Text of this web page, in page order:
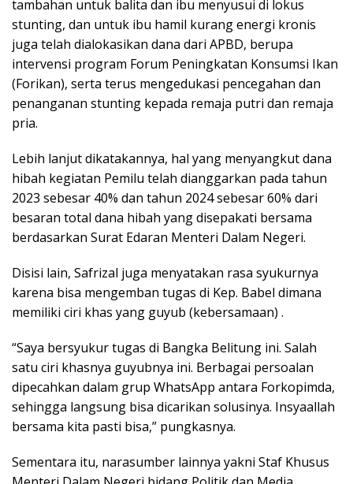
tambahan untuk balita dan ibu menyusui di lokus
stunting, dan untuk ibu hamil kurang energi kronis
juga telah dialokasikan dana dari APBD, berupa
intervensi program Forum Peningkatan Konsumsi Ikan
(Forikan), serta terus mengedukasi pencegahan dan
penanganan stunting kepada remaja putri dan remaja
pria.
Lebih lanjut dikatakannya, hal yang menyangkut dana
hibah kegiatan Pemilu telah dianggarkan pada tahun
2023 sebesar 40% dan tahun 2024 sebesar 60% dari
besaran total dana hibah yang disepakati bersama
berdasarkan Surat Edaran Menteri Dalam Negeri.
Disisi lain, Safrizal juga menyatakan rasa syukurnya
karena bisa mengemban tugas di Kep. Babel dimana
memiliki ciri khas yang guyub (kebersamaan) .
“Saya bersyukur tugas di Bangka Belitung ini. Salah
satu ciri khasnya guyubnya ini. Berbagai persoalan
dipecahkan dalam grup WhatsApp antara Forkopimda,
sehingga langsung bisa dicarikan solusinya. Insyaallah
bersama kita pasti bisa,” pungkasnya.
Sementara itu, narasumber lainnya yakni Staf Khusus